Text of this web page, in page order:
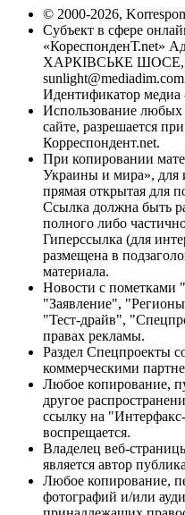
© 2000-2026,
Субъект в сфере
«КореспонденТ.net»
ХАРКІВСЬКЕ ШОСЕ,
Идентификатор медиа
Использование
сайте, разрешается
Корреспондент.net.
При копировании
Украины и мира», для
прямая открытая для
Ссылка должна быть
полного либо
Гиперссылка (для
размещена в
материала.
Новости с пометками
"Заявление",
"Тест-драйв",
правах рекламы.
Раздел Спецпроекты
коммерческими
Любое копирование,
другое
ссылку на
воспрещается.
Владелец веб-
является автор
Любое копирование,
фотографий и/или